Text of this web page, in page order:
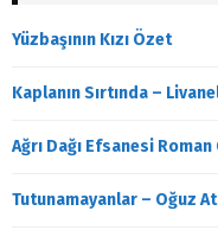
Yüzbaşının Kızı Özet
Kaplanın Sırtında –
Ağrı Dağı Efsanesi
Tutunamayanlar – Oğuz